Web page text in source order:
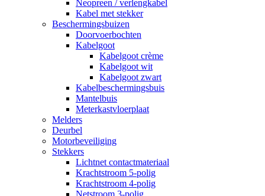
Neopreen / verlengkabel
Kabel met stekker
Beschermingsbuizen
Doorvoerbochten
Kabelgoot
Kabelgoot crème
Kabelgoot wit
Kabelgoot zwart
Kabelbeschermingsbuis
Mantelbuis
Meterkastvloerplaat
Melders
Deurbel
Motorbeveiliging
Stekkers
Lichtnet contactmateriaal
Krachtstroom 5-polig
Krachtstroom 4-polig
Netstroom 3-polig